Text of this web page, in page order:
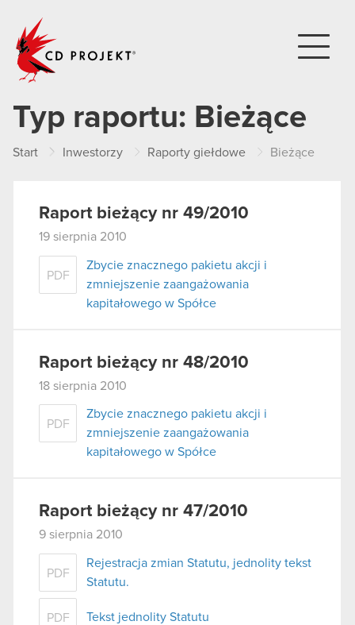
Typ raportu: Bieżące
Start Inwestorzy Raporty giełdowe Bieżące
Raport bieżący nr 49/2010
19 sierpnia 2010
PDF
Zbycie znacznego pakietu akcji i
zmniejszenie zaangażowania
kapitałowego w Spółce
Raport bieżący nr 48/2010
18 sierpnia 2010
PDF
Zbycie znacznego pakietu akcji i
zmniejszenie zaangażowania
kapitałowego w Spółce
Raport bieżący nr 47/2010
9 sierpnia 2010
PDF
Rejestracja zmian Statutu, jednolity tekst
Statutu.
PDF Tekst jednolity Statutu